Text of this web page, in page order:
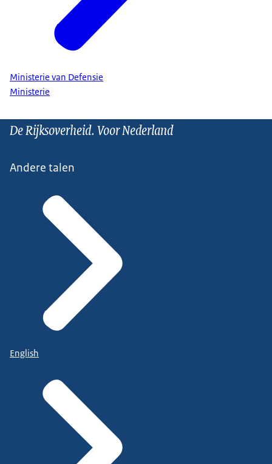
Ministerie van Defensie
Ministerie
De Rijksoverheid. Voor Nederland
Andere talen
English